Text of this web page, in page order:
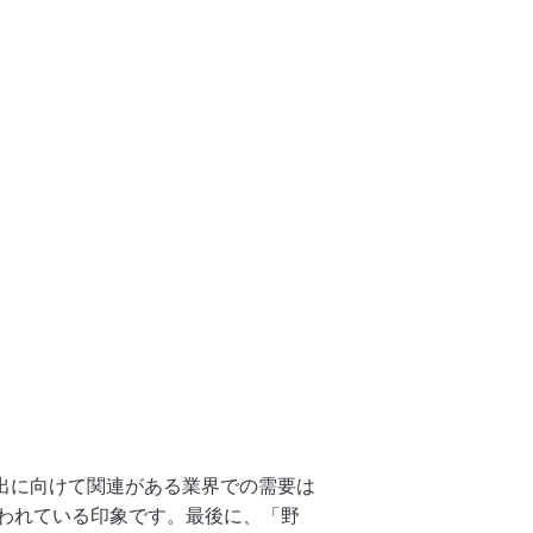
向けて関連がある業界での需要は
れている印象です。最後に、「野